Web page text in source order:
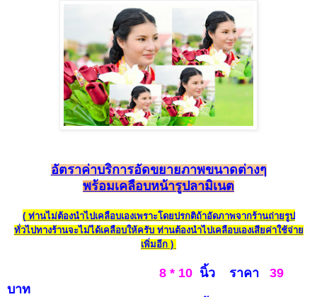
อัตราค่าบริการอัดขยายภาพขนาดต่างๆ
พร้อมเคลือบหน้ารูปลามิเนต
(ท่านไม่ต้องนำไปเคลือบเองเพราะโดยปรกติถ้าอัดภาพจากร้านถ่ายรูป
ทั่วไปทางร้านจะไม่ได้เคลือบให้ครับ ท่านต้องนำไปเคลือบเองเสียค่าใช้จ่าย
เพิ่มอีก )
8 * 10 นิ้ว ราคา 39
บาท